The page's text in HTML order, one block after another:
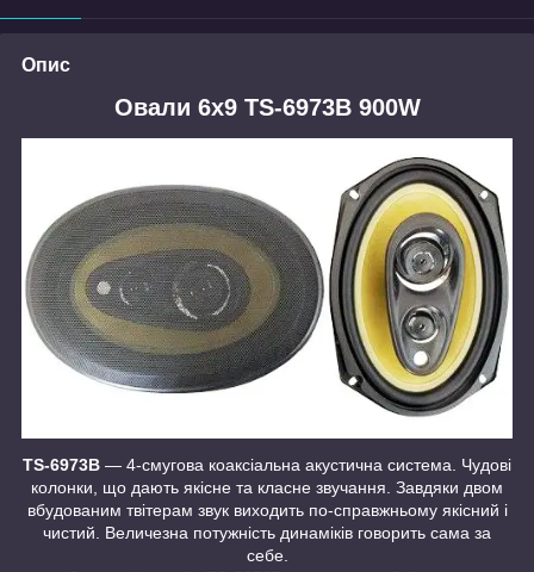
Опис
Овали 6х9 TS-6973B 900W
TS-6973B — 4-смугова коаксіальна акустична система. Чудові
колонки, що дають якісне та класне звучання. Завдяки двом
вбудованим твітерам звук виходить по-справжньому якісний і
чистий. Величезна потужність динаміків говорить сама за
себе.